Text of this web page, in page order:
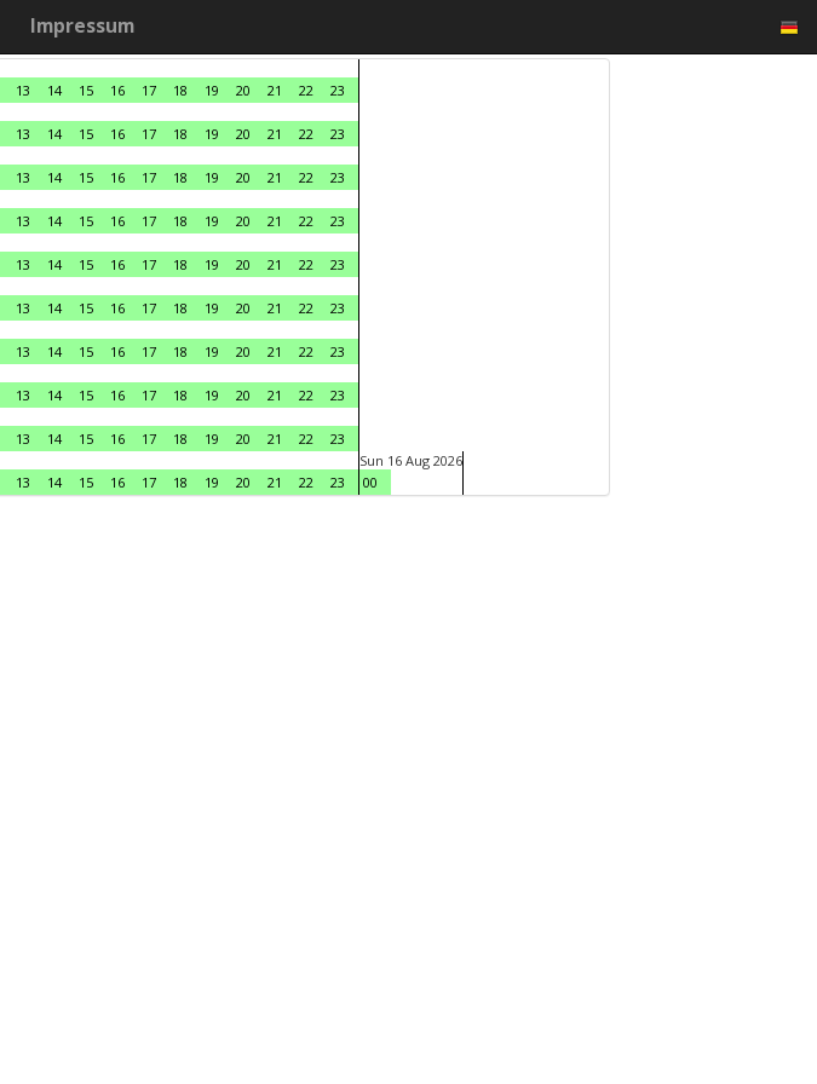
Impressum
13 14 15 16 17 18 19 20 21 22
23
13 14 15 16 17 18 19 20 21 22
23
13 14 15 16 17 18 19 20 21 22
23
13 14 15 16 17 18 19 20 21 22
23
13 14 15 16 17 18 19 20 21 22
23
13 14 15 16 17 18 19 20 21 22
23
13 14 15 16 17 18 19 20 21 22
23
13 14 15 16 17 18 19 20 21 22
23
13 14 15 16 17 18 19 20 21 22
23
13 14 15 16 17 18 19 20 21 22 23
Sun 16 Aug 2026
00